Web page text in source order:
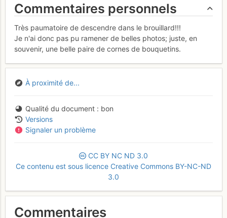
Commentaires personnels
Très paumatoire de descendre dans le brouillard!!!
Je n'ai donc pas pu ramener de belles photos; juste, en
souvenir, une belle paire de cornes de bouquetins.
À proximité de...
Qualité du document
bon
Versions
Signaler un problème
CC BY NC ND 3.0
Ce contenu est sous licence Creative Commons BY-NC-ND
3.0
Commentaires